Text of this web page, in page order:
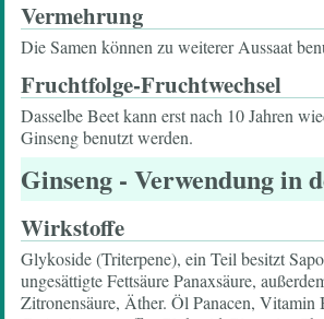
Vermehrung
Die Samen können zu weiterer Aussaat
Fruchtfolge-Fruchtwechsel
Dasselbe Beet kann erst nach 10 Jahren
Ginseng benutzt werden.
Ginseng - Verwendung in
Wirkstoffe
Glykoside (Triterpene), ein Teil besitzt
ungesättigte Fettsäure Panaxsäure,
Zitronensäure, Äther. Öl Panacen,